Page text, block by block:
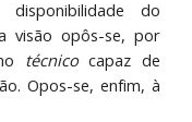
do
visão opôs-se, por
técnicocapaz de
Opos-se, enfim, à